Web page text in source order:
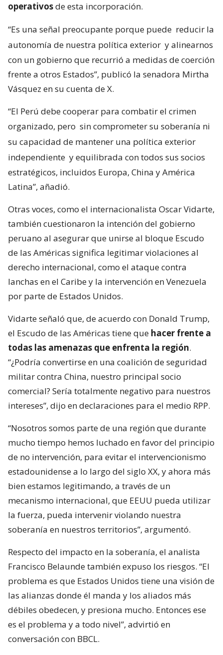
operativosde esta incorporación.
“Es una señal preocupante porque puede reducir la
autonomía de nuestra política exterior y alinearnos
con un gobierno que recurrió a medidas de coerción
frente a otros Estados”, publicó la senadora Mirtha
Vásquez en su cuenta de X.
“El Perú debe cooperar para combatir el crimen
organizado, pero sin comprometer su soberanía ni
su capacidad de mantener una política exterior
independiente y equilibrada con todos sus socios
estratégicos, incluidos Europa, China y América
Latina”, añadió.
Otras voces, como el internacionalista Oscar Vidarte,
también cuestionaron la intención del gobierno
peruano al asegurar que unirse al bloque Escudo
de las Américas significa legitimar violaciones al
derecho internacional, como el ataque contra
lanchas en el Caribe y la intervención en Venezuela
por parte de Estados Unidos.
Vidarte señaló que, de acuerdo con Donald Trump,
el Escudo de las Américas tiene que hacer frente a
todas las amenazas que enfrenta la región.
“¿Podría convertirse en una coalición de seguridad
militar contra China, nuestro principal socio
comercial? Sería totalmente negativo para nuestros
intereses”, dijo en declaraciones para el medio RPP.
“Nosotros somos parte de una región que durante
mucho tiempo hemos luchado en favor del principio
de no intervención, para evitar el intervencionismo
estadounidense a lo largo del siglo XX, y ahora más
bien estamos legitimando, a través de un
mecanismo internacional, que EEUU pueda utilizar
la fuerza, pueda intervenir violando nuestra
soberanía en nuestros territorios”, argumentó.
Respecto del impacto en la soberanía, el analista
Francisco Belaunde también expuso los riesgos. “El
problema es que Estados Unidos tiene una visión de
las alianzas donde él manda y los aliados más
débiles obedecen, y presiona mucho. Entonces ese
es el problema y a todo nivel”, advirtió en
conversación con BBCL.